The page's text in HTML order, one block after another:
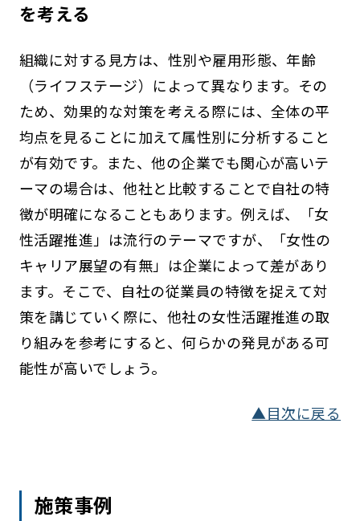
を考える
組織に対する見方は、性別や雇用形態、年齢
（ライフステージ）によって異なります。その
ため、効果的な対策を考える際には、全体の平
均点を見ることに加えて属性別に分析すること
が有効です。また、他の企業でも関心が高いテ
ーマの場合は、他社と比較することで自社の特
徴が明確になることもあります。例えば、「女
性活躍推進」は流行のテーマですが、「女性の
キャリア展望の有無」は企業によって差があり
ます。そこで、自社の従業員の特徴を捉えて対
策を講じていく際に、他社の女性活躍推進の取
り組みを参考にすると、何らかの発見がある可
能性が高いでしょう。
▲目次に戻る
施策事例